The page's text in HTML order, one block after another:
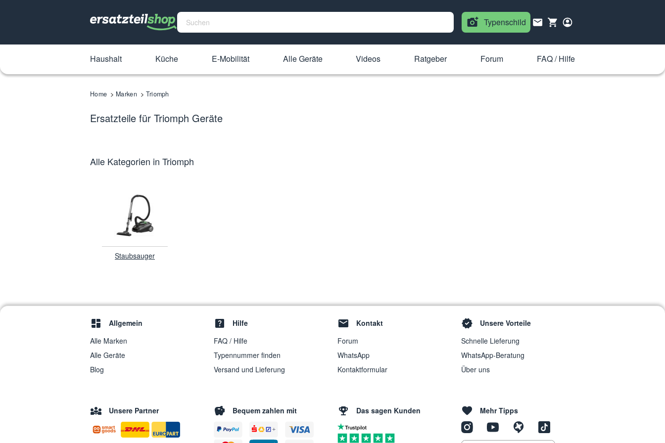
Typenschild
Haushalt Küche E-Mobilität Alle Geräte Videos Ratgeber Forum FAQ / Hilfe
Home Marken Triomph
Ersatzteile für Triomph Geräte
Alle Kategorien in Triomph
Staubsauger
Allgemein
Alle Marken
Alle Geräte
Blog
Hilfe
FAQ / Hilfe
Typennummer finden
Versand und Lieferung
Kontakt
Forum
WhatsApp
Kontaktformular
Unsere Vorteile
Schnelle Lieferung
WhatsApp-Beratung
Über uns
Unsere Partner Bequem zahlen mit Das sagen Kunden Mehr Tipps